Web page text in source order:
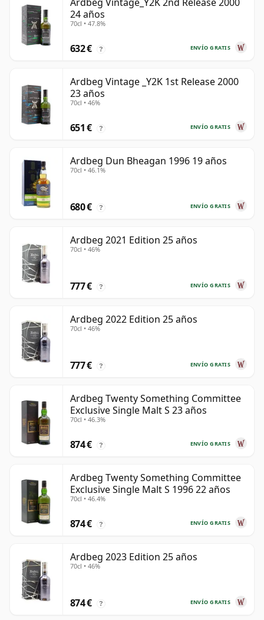
24 años
70cl • 47.8%
ENVÍO GRATIS
632 € ?
Ardbeg Vintage _Y2K 1st Release 2000
23 años
70cl • 46%
ENVÍO GRATIS
651 € ?
Ardbeg Dun Bheagan 1996 19 años
70cl • 46.1%
ENVÍO GRATIS
680 € ?
Ardbeg 2021 Edition 25 años
70cl • 46%
ENVÍO GRATIS
777 € ?
Ardbeg 2022 Edition 25 años
70cl • 46%
ENVÍO GRATIS
777 € ?
Ardbeg Twenty Something Committee
Exclusive Single Malt S 23 años
70cl • 46.3%
ENVÍO GRATIS
874 € ?
Ardbeg Twenty Something Committee
Exclusive Single Malt S 1996 22 años
70cl • 46.4%
ENVÍO GRATIS
874 € ?
Ardbeg 2023 Edition 25 años
70cl • 46%
ENVÍO GRATIS
874 € ?